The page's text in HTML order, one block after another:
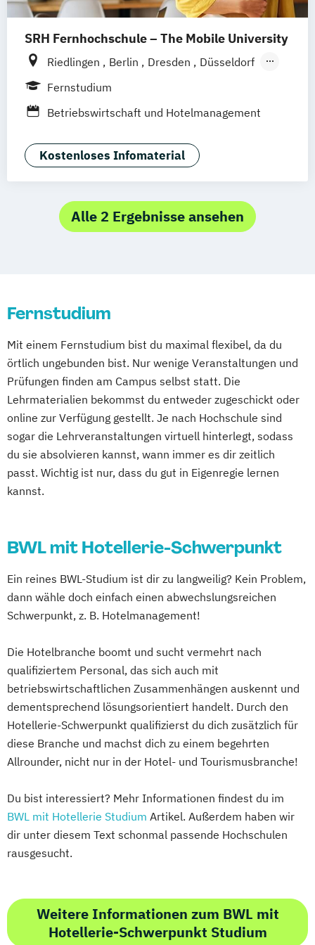
SRH Fernhochschule – The Mobile University
Riedlingen Berlin Dresden
Düsseldorf
Hamburg
Mannheim Wertheim
Wien
Frankfurt am Main Hamm
Fernstudium
Betriebswirtschaft und Hotelmanagement
Kostenloses Infomaterial
Alle 2 Ergebnisse ansehen
Fernstudium
Mit einem Fernstudium bist du maximal flexibel, da du
örtlich ungebunden bist. Nur wenige Veranstaltungen und
Prüfungen finden am Campus selbst statt. Die
Lehrmaterialien bekommst du entweder zugeschickt oder
online zur Verfügung gestellt. Je nach Hochschule sind
sogar die Lehrveranstaltungen virtuell hinterlegt, sodass
du sie absolvieren kannst, wann immer es dir zeitlich
passt. Wichtig ist nur, dass du gut in Eigenregie lernen
kannst.
BWL mit Hotellerie-Schwerpunkt
Ein reines BWL-Studium ist dir zu langweilig? Kein Problem,
dann wähle doch einfach einen abwechslungsreichen
Schwerpunkt, z. B. Hotelmanagement!
Die Hotelbranche boomt und sucht vermehrt nach
qualifiziertem Personal, das sich auch mit
betriebswirtschaftlichen Zusammenhängen auskennt und
dementsprechend lösungsorientiert handelt. Durch den
Hotellerie-Schwerpunkt qualifizierst du dich zusätzlich für
diese Branche und machst dich zu einem begehrten
Allrounder, nicht nur in der Hotel- und Tourismusbranche!
Du bist interessiert? Mehr Informationen findest du im
BWL mit Hotellerie Studium Artikel. Außerdem haben wir
dir unter diesem Text schonmal passende Hochschulen
rausgesucht.
Weitere Informationen zum BWL mit
Hotellerie-Schwerpunkt Studium